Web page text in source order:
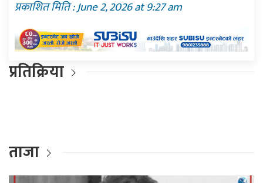
प्रकाशित मिति : June 2, 2026 at 9:27 am
प्रतिक्रिया
ताजा